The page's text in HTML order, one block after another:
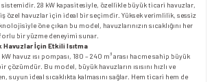
sistemidir. 28 kW kapasitesiyle, özellikle büyük ticari havuzlar,
özel havuzlar için ideal bir seçimdir. Yüksek verimlilik, sessiz
öne çıkan bu model, havuzlarınızın sıcaklığını her
bir yüzme deneyimi sunar.
Havuzlar İçin Etkili Isıtma
havuz ısı pompası, 180 – 240 m³ arası hacme sahip büyük
çözümdür. Bu model, büyük havuzların ısısını hızlı ve
suyun ideal sıcaklıkta kalmasını sağlar. Hem ticari hem de